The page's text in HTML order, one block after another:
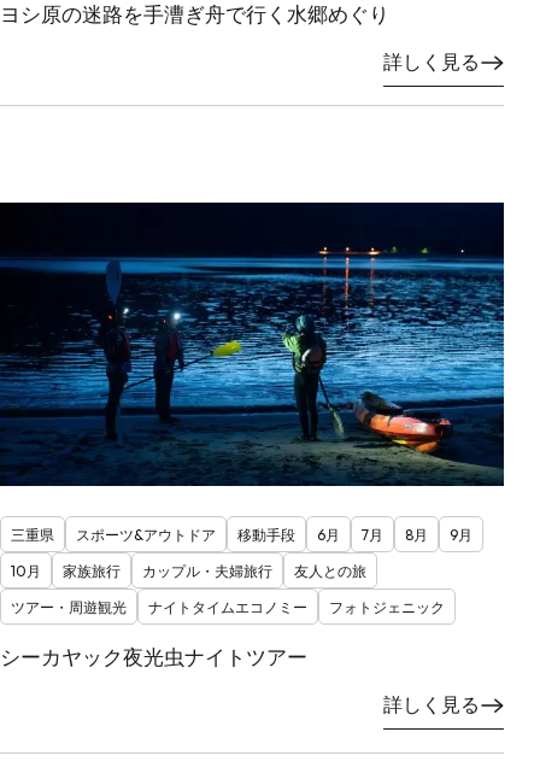
ヨシ原の迷路を手漕ぎ舟で行く水郷めぐり
詳しく見る
三重県 スポーツ&アウトドア 移動手段 6月 7月 8月
9月
10月
家族旅行 カップル・夫婦旅行
友人との旅
ツアー・周遊観光
ナイトタイムエコノミー フォトジェニック
シーカヤック夜光虫ナイトツアー
詳しく見る